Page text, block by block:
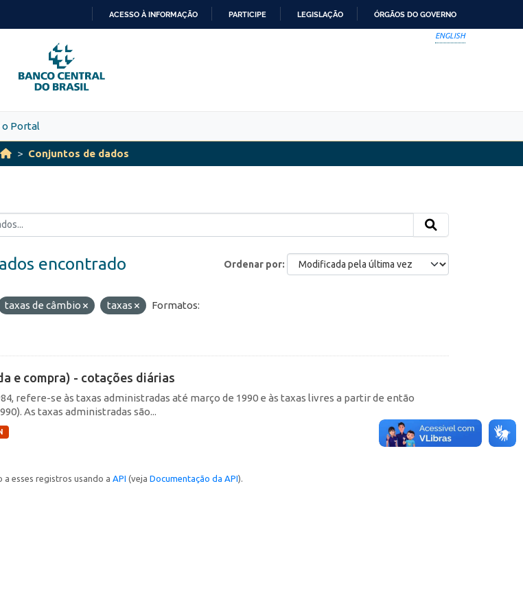
PARA
O
CONTEÚDO
ACESSO À INFORMAÇÃO PARTICIPE LEGISLAÇÃO ÓRGÃOS DO GOVERNO
ENGLISH
o Portal
Conjuntos de dados
Ordenar por
encontrado
taxas de câmbio taxas
Formatos:
e compra) - cotações diárias
refere-se às taxas administradas até março de 1990 e às taxas livres a partir de então
As taxas administradas são...
esses registros usando a API (veja Documentação da API).